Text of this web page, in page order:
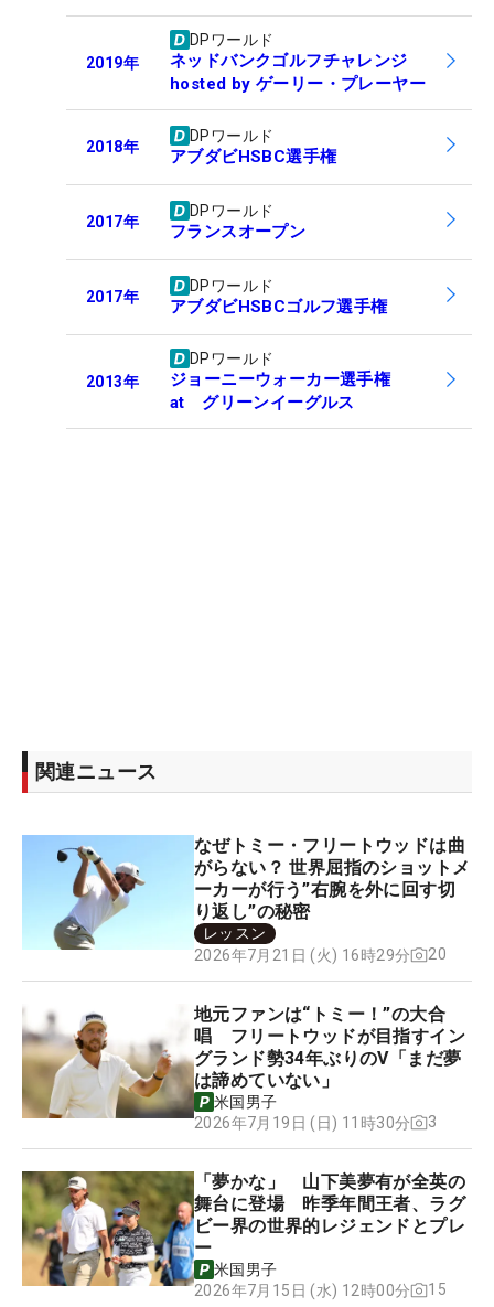
2019年
DPワールド
ネッドバンクゴルフチャレンジ
hosted by ゲーリー・プレーヤー
2018年
DPワールド
アブダビHSBC選手権
2017年
DPワールド
フランスオープン
2017年
DPワールド
アブダビHSBCゴルフ選手権
2013年
DPワールド
ジョーニーウォーカー選手権
at グリーンイーグルス
関連ニュース
なぜトミー・フリートウッドは曲
がらない？ 世界屈指のショットメ
ーカーが行う”右腕を外に回す切
り返し”の秘密
レッスン
2026年7月21日 (火) 16時29分
20
地元ファンは“トミー！”の大合
唱 フリートウッドが目指すイン
グランド勢34年ぶりのV「まだ夢
は諦めていない」
米国男子
2026年7月19日 (日) 11時30分
3
「夢かな」 山下美夢有が全英の
舞台に登場 昨季年間王者、ラグ
ビー界の世界的レジェンドとプレ
ー
米国男子
2026年7月15日 (水) 12時00分
15